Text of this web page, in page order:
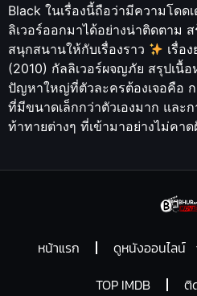
Black ในเรื่องนี้ถือว่ามีความโดด
ลิเวอร์ออกมาได้อย่างน่าติดตาม
สนุกสนานให้กับเรื่องราว
เรื่อ
(2010) กัลลิเวอร์ผจญภัย สรุปเนื้
ปัญหาใหญ่ที่ตัวละครต้องเจอคือ
ที่มีขนาดเล็กกว่าตัวเองมาก และ
ท้าทายต่างๆ ที่เข้ามาอย่างไม่คา
หน้าแรก ดูหนังออนไลน์
TOP IMDB
ติ